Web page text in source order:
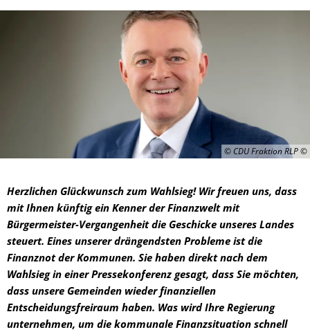
© CDU Fraktion RLP
Herzlichen Glückwunsch zum Wahlsieg! Wir freuen uns, dass
mit Ihnen künftig ein Kenner der Finanzwelt mit
Bürgermeister-Vergangenheit die Geschicke unseres Landes
steuert. Eines unserer drängendsten Probleme ist die
Finanznot der Kommunen. Sie haben direkt nach dem
Wahlsieg in einer Pressekonferenz gesagt, dass Sie möchten,
dass unsere Gemeinden wieder finanziellen
Entscheidungsfreiraum haben. Was wird Ihre Regierung
unternehmen, um die kommunale Finanzsituation schnell